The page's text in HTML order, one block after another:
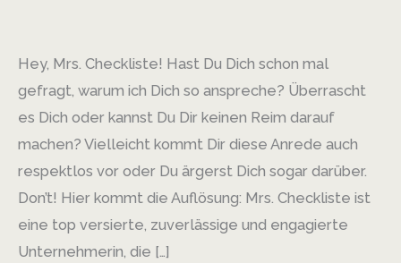
Hey, Mrs. Checkliste! Hast Du Dich schon mal
gefragt, warum ich Dich so anspreche? Überrascht
es Dich oder kannst Du Dir keinen Reim darauf
machen? Vielleicht kommt Dir diese Anrede auch
respektlos vor oder Du ärgerst Dich sogar darüber.
Don’t! Hier kommt die Auflösung: Mrs. Checkliste ist
eine top versierte, zuverlässige und engagierte
Unternehmerin, die […]